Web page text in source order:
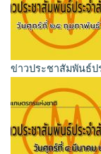
ข่าวประชาสัมพันธ์ป